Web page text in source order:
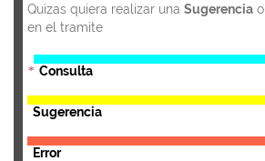
Quizas quiera realizar una Sugerencia
en el tramite
* Consulta
Sugerencia
Error